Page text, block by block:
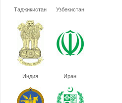
Таджикистан Узбекистан
Индия Иран